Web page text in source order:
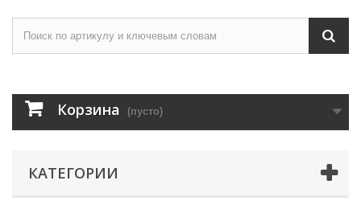
Корзина (пусто)
КАТЕГОРИИ